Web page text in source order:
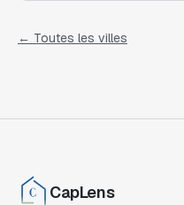
← Toutes les villes
CapLens